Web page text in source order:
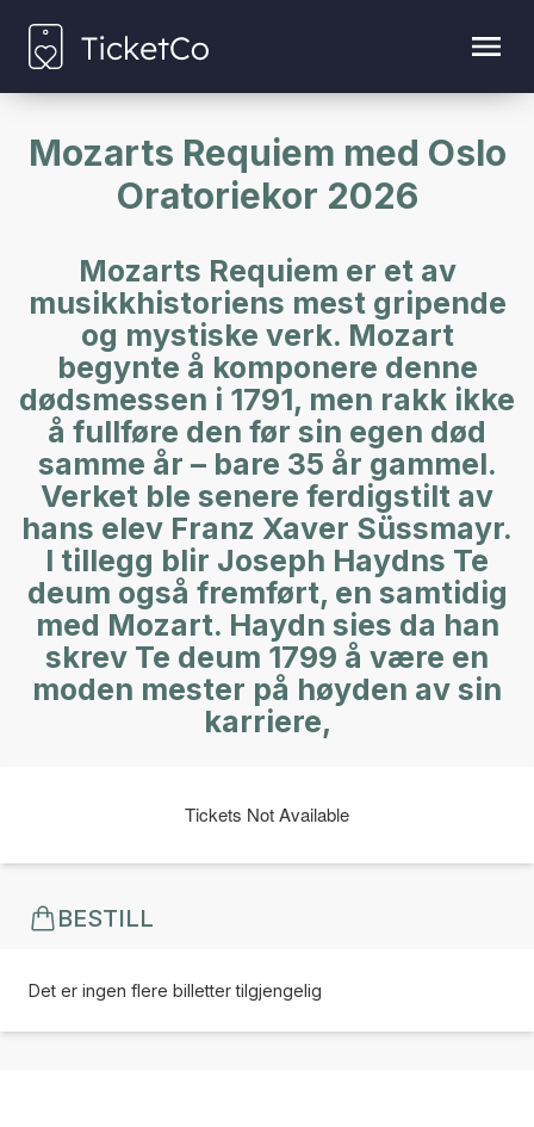
Mozarts Requiem med Oslo
Oratoriekor 2026
Mozarts Requiem er et av
musikkhistoriens mest gripende
og mystiske verk. Mozart
begynte å komponere denne
dødsmessen i 1791, men rakk ikke
å fullføre den før sin egen død
samme år – bare 35 år gammel.
Verket ble senere ferdigstilt av
hans elev Franz Xaver Süssmayr.
I tillegg blir Joseph Haydns Te
deum også fremført, en samtidig
med Mozart. Haydn sies da han
skrev Te deum 1799 å være en
moden mester på høyden av sin
karriere,
Tickets Not Available
BESTILL
Det er ingen flere billetter tilgjengelig